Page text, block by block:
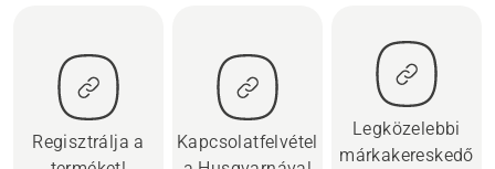
Regisztrálja a
Kapcsolatfelvétel
Legközelebbi
márkakereskedő